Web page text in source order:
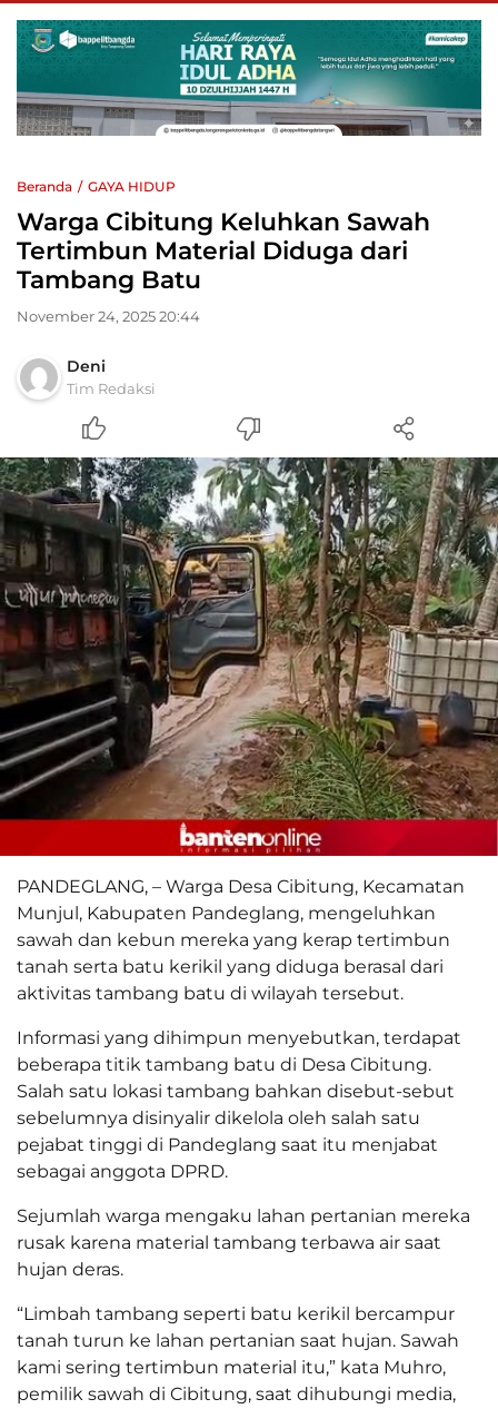
Beranda GAYA HIDUP
Warga Cibitung Keluhkan Sawah
Tertimbun Material Diduga dari
Tambang Batu
November 24, 2025 20:44
Deni
Tim Redaksi
PANDEGLANG, – Warga Desa Cibitung, Kecamatan
Munjul, Kabupaten Pandeglang, mengeluhkan
sawah dan kebun mereka yang kerap tertimbun
tanah serta batu kerikil yang diduga berasal dari
aktivitas tambang batu di wilayah tersebut.
Informasi yang dihimpun menyebutkan, terdapat
beberapa titik tambang batu di Desa Cibitung.
Salah satu lokasi tambang bahkan disebut-sebut
sebelumnya disinyalir dikelola oleh salah satu
pejabat tinggi di Pandeglang saat itu menjabat
sebagai anggota DPRD.
Sejumlah warga mengaku lahan pertanian mereka
rusak karena material tambang terbawa air saat
hujan deras.
“Limbah tambang seperti batu kerikil bercampur
tanah turun ke lahan pertanian saat hujan. Sawah
kami sering tertimbun material itu,” kata Muhro,
pemilik sawah di Cibitung, saat dihubungi media,